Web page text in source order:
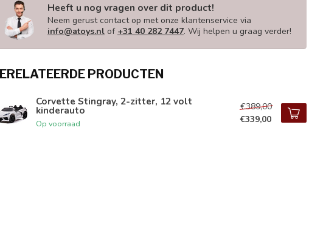
Heeft u nog vragen over dit product!
Neem gerust contact op met onze klantenservice via
info@atoys.nl of +31 40 282 7447. Wij helpen u graag verder!
PRODUCTEN
Corvette Stingray, 2-zitter, 12 volt
kinderauto
Op voorraad
€389,00
€339,00